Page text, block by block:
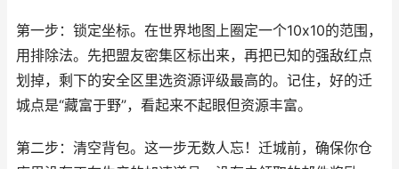
第一步：锁定坐标。在世界地图上圈定一个10x10的范围，
用排除法。先把盟友密集区标出来，再把已知的强敌红点
划掉，剩下的安全区里选资源评级最高的。记住，好的迁
城点是“藏富于野”，看起来不起眼但资源丰富。
第二步：清空背包。这一步无数人忘！迁城前，确保你仓